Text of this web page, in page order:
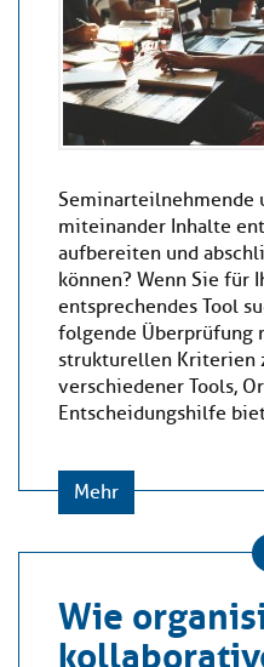
Seminarteilnehmende
miteinander Inhalte
aufbereiten und
können? Wenn Sie für
entsprechendes Tool
folgende Überprüfung
strukturellen Kriterien
verschiedener Tools,
Entscheidungshilfe
Mehr
Wie